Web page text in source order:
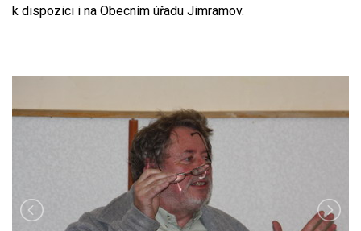
k dispozici i na Obecním úřadu Jimramov.